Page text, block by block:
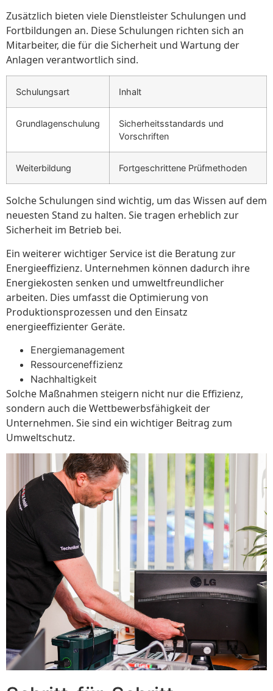
Zusätzlich bieten viele Dienstleister Schulungen und
Fortbildungen an. Diese Schulungen richten sich an
Mitarbeiter, die für die Sicherheit und Wartung der
Anlagen verantwortlich sind.
Schulungsart Inhalt
Grundlagenschulung
Sicherheitsstandards und
Vorschriften
Weiterbildung Fortgeschrittene Prüfmethoden
Solche Schulungen sind wichtig, um das Wissen auf dem
neuesten Stand zu halten. Sie tragen erheblich zur
Sicherheit im Betrieb bei.
Ein weiterer wichtiger Service ist die Beratung zur
Energieeffizienz. Unternehmen können dadurch ihre
Energiekosten senken und umweltfreundlicher
arbeiten. Dies umfasst die Optimierung von
Produktionsprozessen und den Einsatz
energieeffizienter Geräte.
Energiemanagement
Ressourceneffizienz
Nachhaltigkeit
Solche Maßnahmen steigern nicht nur die Effizienz,
sondern auch die Wettbewerbsfähigkeit der
Unternehmen. Sie sind ein wichtiger Beitrag zum
Umweltschutz.